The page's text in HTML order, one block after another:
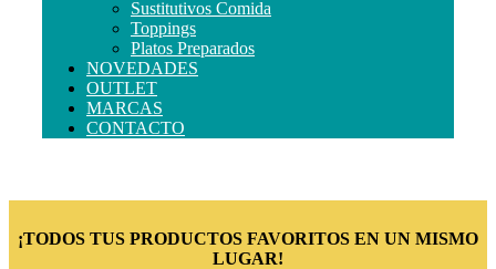
Sustitutivos Comida
Toppings
Platos Preparados
NOVEDADES
OUTLET
MARCAS
CONTACTO
¡TODOS TUS PRODUCTOS FAVORITOS EN UN MISMO
LUGAR!